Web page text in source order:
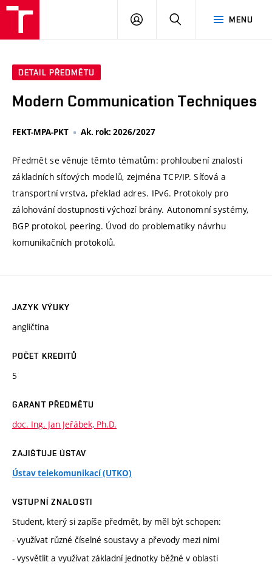
MENU
PŘIHLÁSIT
DETAIL PŘEDMĚTU
Modern Communication Techniques
FEKT-MPA-PKT Ak. rok: 2026/2027
Předmět se věnuje těmto tématům: prohloubení znalosti
základních síťových modelů, zejména TCP/IP. Síťová a
transportní vrstva, překlad adres. IPv6. Protokoly pro
zálohování dostupnosti výchozí brány. Autonomní systémy,
BGP protokol, peering. Úvod do problematiky návrhu
komunikačních protokolů.
JAZYK VÝUKY
angličtina
POČET KREDITŮ
5
GARANT PŘEDMĚTU
doc. Ing. Jan Jeřábek, Ph.D.
ZAJIŠŤUJE ÚSTAV
Ústav telekomunikací (UTKO)
VSTUPNÍ ZNALOSTI
Student, který si zapíše předmět, by měl být schopen:
- využívat různé číselné soustavy a převody mezi nimi
- vysvětlit a využívat základní jednotky běžné v oblasti